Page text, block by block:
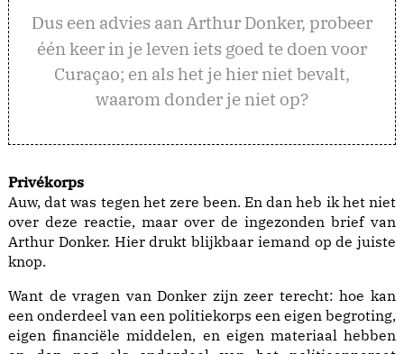
Dus een advies aan Arthur Donker, probeer
één keer in je leven iets goed te doen voor
Curaçao; en als het je hier niet bevalt,
waarom donder je niet op?
Privékorps
Auw, dat was tegen het zere been. En dan heb ik het niet
over deze reactie, maar over de ingezonden briefvan
Arthur Donker. Hier drukt blijkbaar iemand op de juiste
knop.
Want de vragen van Donker zijn zeer terecht: hoe kan
een onderdeel van een politiekorps een eigen begroting,
eigen financiële middelen, en eigen materiaal hebben